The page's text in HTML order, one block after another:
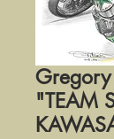
Gregory
"TEAM